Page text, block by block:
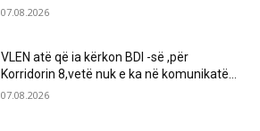
07.08.2026
VLEN atë që ia kërkon BDI -së ,për
Korridorin 8,vetë nuk e ka në komunikatë…
07.08.2026